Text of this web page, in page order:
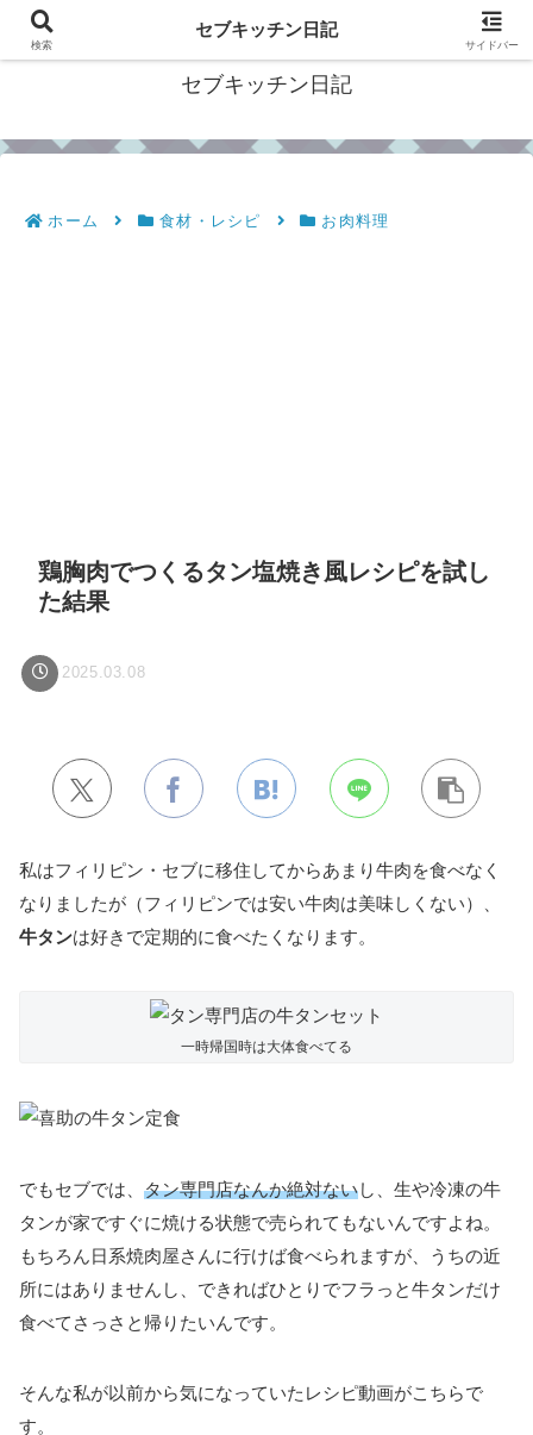
フィリピン・セブの移住情報やおすすめ食材・レシピを発信
セブキッチン日記
ホーム 食材・レシピ お肉料理
鶏胸肉でつくるタン塩焼き風レシピを試し
た結果
2025.03.08
私はフィリピン・セブに移住してからあまり牛肉を食べなく
なりましたが（フィリピンでは安い牛肉は美味しくない）、
牛タンは好きで定期的に食べたくなります。
一時帰国時は大体食べてる
でもセブでは、 タン専門店なんか絶対ないし、生や冷凍の牛
タンが家ですぐに焼ける状態で売られてもないんですよね。
もちろん日系焼肉屋さんに行けば食べられますが、うちの近
所にはありませんし、できればひとりでフラっと牛タンだけ
食べてさっさと帰りたいんです。
そんな私が以前から気になっていたレシピ動画がこちらで
す。
検索
セブキッチン日記
サイドバー